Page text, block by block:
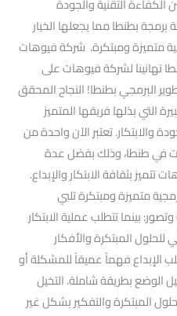
بطنطا مما يجعلها الخيار
متميزة ومبتكرة. شركة فيوهات
تهانينا لشركة فيوهات على
البرمجي بطنطا! النجاح المحقق
التي بذلها فريقها المتميز
والابتكار. تعتبر الآن واحدة من
في طنطا، وذلك بفضل عدة
تتميز بثقافة الابتكار والإبداع.
متميزة ومبتكرة تلبي
بينما تتطلب عملية الابتكار
المبتكرة والأفكار
الإبداع فهماً عميقاً للمشكلة أو
الوضع بطريقة شاملة. التخيل
المبتكرة والتفكير بشكل غير